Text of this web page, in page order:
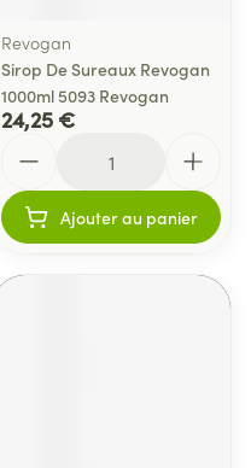
Revogan
Sirop De Sureaux Revogan
1000ml 5093 Revogan
24,25 €
Ajouter au panier